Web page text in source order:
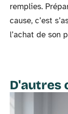
remplies.
cause, c’est
l’achat de son
D'autres